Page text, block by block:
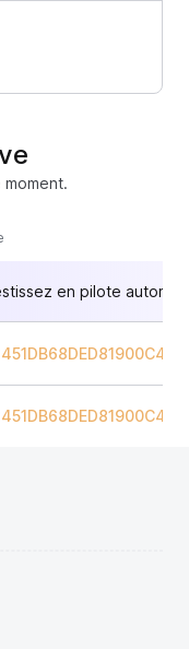
en pilote